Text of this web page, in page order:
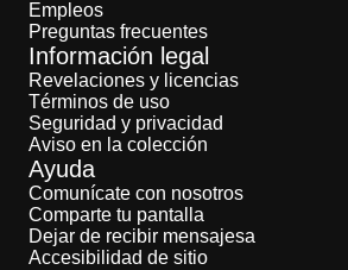
Empleos
Preguntas frecuentes
Información legal
Revelaciones y licencias
Términos de uso
Seguridad y privacidad
Aviso en la colección
Ayuda
Comunícate con nosotros
Comparte tu pantalla
Dejar de recibir mensajesa
Accesibilidad de sitio